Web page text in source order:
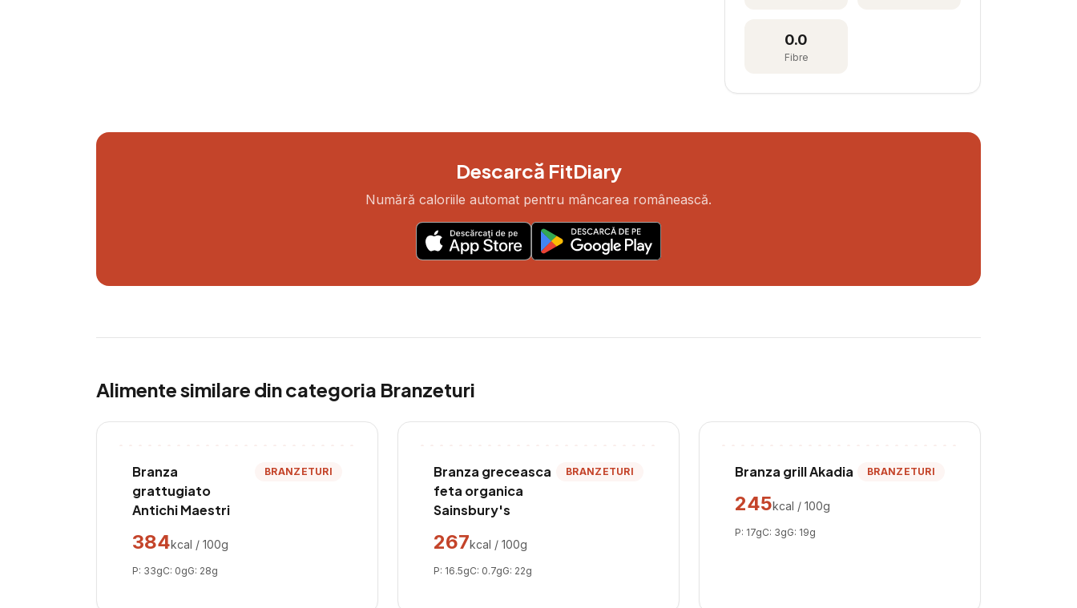
0.0
Fibre
Descarcă FitDiary
Numără caloriile automat pentru mâncarea românească.
Alimente similare din categoria Branzeturi
Branza
grattugiato
Antichi Maestri
BRANZETURI
384kcal / 100g
P: 33gC: 0gG: 28g
Branza greceasca
feta organica
Sainsbury's
BRANZETURI
267kcal / 100g
P: 16.5gC: 0.7gG: 22g
Branza grill Akadia BRANZETURI
245kcal / 100g
P: 17gC: 3gG: 19g